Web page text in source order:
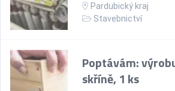
Pardubický kraj
Stavebnictví
Poptávám:
skříně, 1 ks